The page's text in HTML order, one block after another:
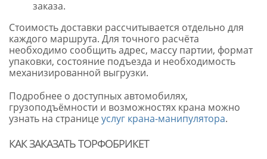
заказа.
Стоимость доставки рассчитывается отдельно для
каждого маршрута. Для точного расчёта
необходимо сообщить адрес, массу партии, формат
упаковки, состояние подъезда и необходимость
механизированной выгрузки.
Подробнее о доступных автомобилях,
грузоподъёмности и возможностях крана можно
узнать на страницеуслуг крана-манипулятора.
КАК ЗАКАЗАТЬ ТОРФОБРИКЕТ